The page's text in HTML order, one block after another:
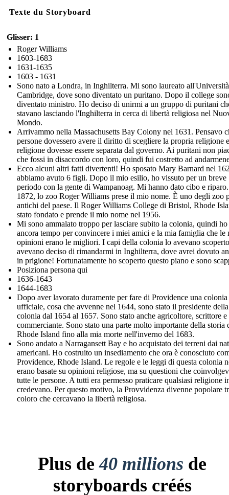
Texte du Storyboard
Glisser: 1
Roger Williams
1603-1683
1631-1635
1603 - 1631
Sono nato a Londra, in Inghilterra. Mi sono laureato
Cambridge, dove sono diventato un puritano. Dopo il college
diventato ministro. Ho deciso di unirmi a un gruppo di puritani
stavano lasciando l'Inghilterra in cerca di libertà religiosa nel
Mondo.
Arrivammo nella Massachusetts Bay Colony nel 1631. Pensavo
persone dovessero avere il diritto di scegliere la propria religione
religione dovesse essere separata dal governo. Ai puritani non
che fossi in disaccordo con loro, quindi fui costretto ad
Ecco alcuni altri fatti divertenti! Ho sposato Mary Barnard nel
abbiamo avuto 6 figli. Dopo il mio esilio, ho vissuto per un breve
periodo con la gente di Wampanoag. Mi hanno dato cibo e
1872, lo zoo Roger Williams prese il mio nome. È uno degli zoo
antichi del paese. Il Roger Williams College di Bristol, Rhode
stato fondato e prende il mio nome nel 1956.
Mi sono ammalato troppo per lasciare subito la colonia, quindi
ancora tempo per convincere i miei amici e la mia famiglia che le
opinioni erano le migliori. I capi della colonia lo avevano
avevano deciso di rimandarmi in Inghilterra, dove avrei dovuto
in prigione! Fortunatamente ho scoperto questo piano e sono
Posiziona persona qui
1636-1643
1644-1683
Dopo aver lavorato duramente per fare di Providence una colonia
ufficiale, cosa che avvenne nel 1644, sono stato il presidente della
colonia dal 1654 al 1657. Sono stato anche agricoltore, scrittore e
commerciante. Sono stato una parte molto importante della storia
Rhode Island fino alla mia morte nell'inverno del 1683.
Sono andato a Narragansett Bay e ho acquistato dei terreni dai
americani. Ho costruito un insediamento che ora è conosciuto
Providence, Rhode Island. Le regole e le leggi di questa colonia
erano basate su opinioni religiose, ma su questioni che
tutte le persone. A tutti era permesso praticare qualsiasi religione
credevano. Per questo motivo, la Provvidenza divenne popolare
coloro che cercavano la libertà religiosa.
Plus de40 millions de
storyboards créés